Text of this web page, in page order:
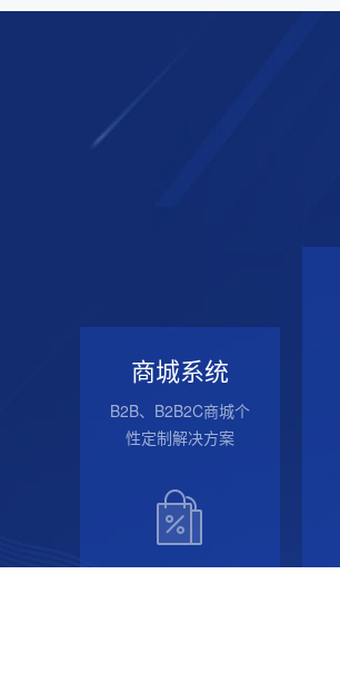
商城系统
B2B、B2B2C商城个
性定制解决方案